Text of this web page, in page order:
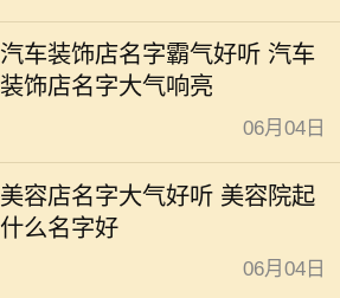
汽车装饰店名字霸气好听 汽车
装饰店名字大气响亮
06月04日
美容店名字大气好听 美容院起
什么名字好
06月04日